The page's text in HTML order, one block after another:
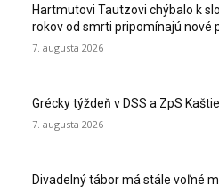
Hartmutovi Tautzovi chýbalo k
rokov od smrti pripomínajú nové
7. augusta 2026
Grécky týždeň v DSS a ZpS
7. augusta 2026
Divadelný tábor má stále voľné